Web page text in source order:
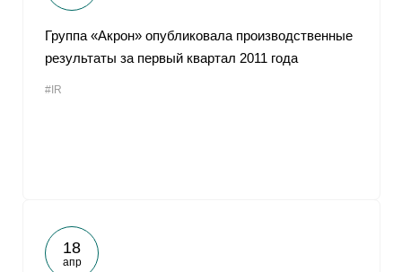
Группа «Акрон» опубликовала производственные
результаты за первый квартал 2011 года
#IR
18
апр